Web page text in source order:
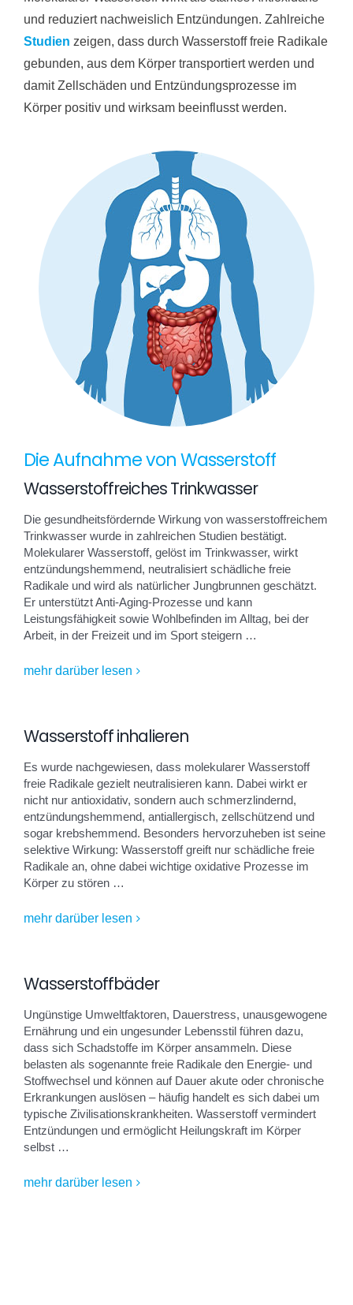
und reduziert nachweislich Entzündungen. Zahlreiche
Studien zeigen, dass durch Wasserstoff freie Radikale
gebunden, aus dem Körper transportiert werden und
damit Zellschäden und Entzündungsprozesse im
Körper positiv und wirksam beeinflusst werden.
Die Aufnahme von Wasserstoff
Wasserstoffreiches Trinkwasser
Die gesundheitsfördernde Wirkung von wasserstoffreichem
Trinkwasser wurde in zahlreichen Studien bestätigt.
Molekularer Wasserstoff, gelöst im Trinkwasser, wirkt
entzündungshemmend, neutralisiert schädliche freie
Radikale und wird als natürlicher Jungbrunnen geschätzt.
Er unterstützt Anti-Aging-Prozesse und kann
Leistungsfähigkeit sowie Wohlbefinden im Alltag, bei der
Arbeit, in der Freizeit und im Sport steigern …
mehr darüber lesen
Wasserstoff inhalieren
Es wurde nachgewiesen, dass molekularer Wasserstoff
freie Radikale gezielt neutralisieren kann. Dabei wirkt er
nicht nur antioxidativ, sondern auch schmerzlindernd,
entzündungshemmend, antiallergisch, zellschützend und
sogar krebshemmend. Besonders hervorzuheben ist seine
selektive Wirkung: Wasserstoff greift nur schädliche freie
Radikale an, ohne dabei wichtige oxidative Prozesse im
Körper zu stören …
mehr darüber lesen
Wasserstoffbäder
Ungünstige Umweltfaktoren, Dauerstress, unausgewogene
Ernährung und ein ungesunder Lebensstil führen dazu,
dass sich Schadstoffe im Körper ansammeln. Diese
belasten als sogenannte freie Radikale den Energie- und
Stoffwechsel und können auf Dauer akute oder chronische
Erkrankungen auslösen – häufig handelt es sich dabei um
typische Zivilisationskrankheiten. Wasserstoff vermindert
Entzündungen und ermöglicht Heilungskraft im Körper
selbst …
mehr darüber lesen